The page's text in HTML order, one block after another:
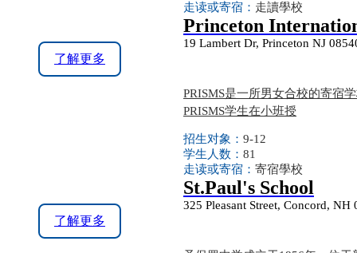
走读或寄宿： 走讀學校
了解更多
Princeton
19 Lambert Dr, Princeton NJ
PRISMS是一所男女合校的寄宿
PRISMS学生在小班授
招生对象： 9-12
学生人数： 81
走读或寄宿： 寄宿學校
了解更多
St.Paul's School
325 Pleasant Street, Concord, NH